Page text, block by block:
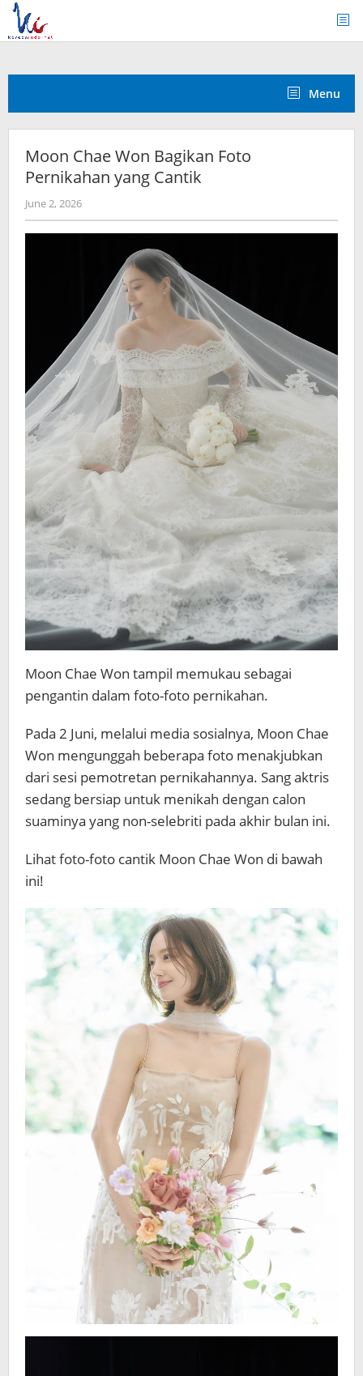
Skip
content
Menu
Moon Chae Won Bagikan Foto
Pernikahan yang Cantik
June 2, 2026by
wndwnrt
Moon Chae Won tampil memukau sebagai
pengantin dalam foto-foto pernikahan.
Pada 2 Juni, melalui media sosialnya, Moon Chae
Won mengunggah beberapa foto menakjubkan
dari sesi pemotretan pernikahannya. Sang aktris
sedang bersiap untuk menikah dengan calon
suaminya yang non-selebriti pada akhir bulan ini.
Lihat foto-foto cantik Moon Chae Won di bawah
ini!